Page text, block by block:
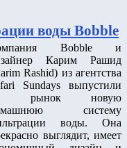
воды Bobble
Bobble и
Карим Рашид
Rashid) из агентства
Sundays выпустили
рынок новую
систему
воды. Она
выглядит, имеет